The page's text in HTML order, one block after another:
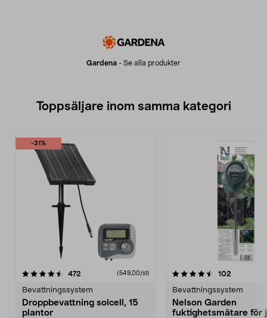
Gardena - Se alla produkter
Toppsäljare inom samma kategori
-31%
472 recensioner(549,00/st)
Bevattningssystem
Droppbevattning solcell, 15
plantor
4.5 av 5 stjärnor 102
Bevattningssystem
Nelson Garden
fuktighetsmätare för
4.0 av 5 stjärnor